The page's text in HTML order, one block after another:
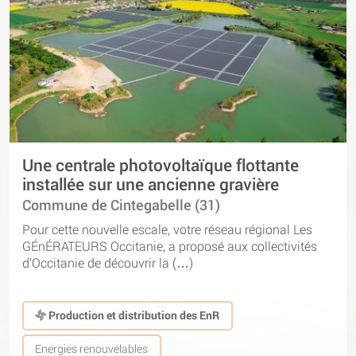
Une centrale photovoltaïque flottante
installée sur une ancienne gravière
Commune de Cintegabelle (31)
Pour cette nouvelle escale, votre réseau régional Les
GÉnÉRATEURS Occitanie, a proposé aux collectivités
d’Occitanie de découvrir la (…)
Production et distribution des EnR
Energies renouvelables